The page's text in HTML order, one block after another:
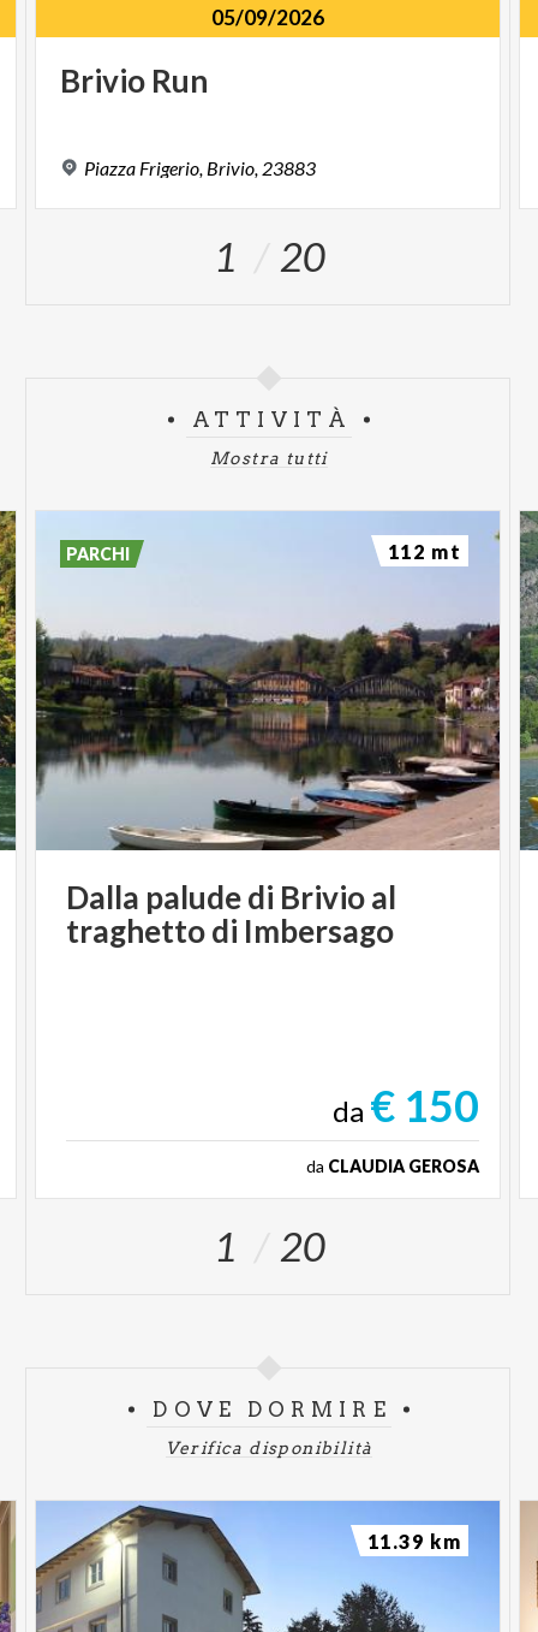
05/09/2026
Brivio Run
Piazza Frigerio, Brivio, 23883
1 20
ATTIVITÀ
Mostra tutti
Dalla paludedi Brivioal
traghettodi Imbersago
da € 150
da CLAUDIA GEROSA
PARCHI 112 mt
1 20
DOVE DORMIRE
Verifica disponibilità
11.39 km